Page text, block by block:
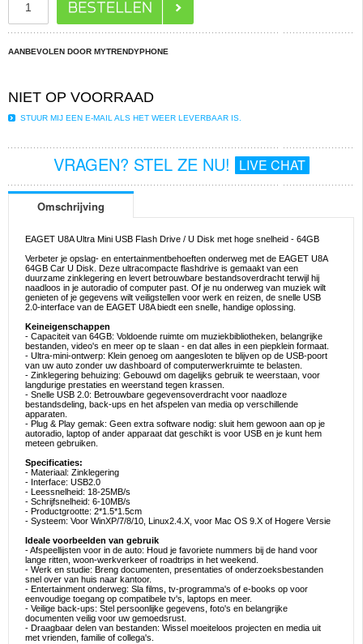
AANBEVOLEN DOOR MYTRENDYPHONE
NIET OP VOORRAAD
STUUR MIJ EEN E-MAIL ALS HET WEER LEVERBAAR IS.
VRAGEN? STEL ZE NU! LIVE CHAT
Omschrijving
EAGET U8A Ultra Mini USB Flash Drive / U Disk met hoge snelheid - 64GB
Verbeter je opslag- en entertainmentbehoeften onderweg met de EAGET U8A
64GB Car U Disk. Deze ultracompacte flashdrive is gemaakt van een
duurzame zinklegering en levert betrouwbare bestandsoverdracht terwijl hij
naadloos in je autoradio of computer past. Of je nu onderweg van muziek wilt
genieten of je gegevens wilt veiligstellen voor werk en reizen, de snelle USB
2.0-interface van de EAGET U8A biedt een snelle, handige oplossing.
Keineigenschappen
- Capaciteit van 64GB: Voldoende ruimte om muziekbibliotheken, belangrijke
bestanden, video's en meer op te slaan - en dat alles in een piepklein formaat.
- Ultra-mini-ontwerp: Klein genoeg om aangesloten te blijven op de USB-poort
van uw auto zonder uw dashboard of computerwerkruimte te belasten.
- Zinklegering behuizing: Gebouwd om dagelijks gebruik te weerstaan, voor
langdurige prestaties en weerstand tegen krassen.
- Snelle USB 2.0: Betrouwbare gegevensoverdracht voor naadloze
bestandsdeling, back-ups en het afspelen van media op verschillende
apparaten.
- Plug & Play gemak: Geen extra software nodig: sluit hem gewoon aan op je
autoradio, laptop of ander apparaat dat geschikt is voor USB en je kunt hem
meteen gebruiken.
Specificaties:
- Materiaal: Zinklegering
- Interface: USB2.0
- Leessnelheid: 18-25MB/s
- Schrijfsnelheid: 6-10MB/s
- Productgrootte: 2*1.5*1.5cm
- Systeem: Voor WinXP/7/8/10, Linux2.4.X, voor Mac OS 9.X of Hogere Versie
Ideale voorbeelden van gebruik
- Afspeellijsten voor in de auto: Houd je favoriete nummers bij de hand voor
lange ritten, woon-werkverkeer of roadtrips in het weekend.
- Werk en studie: Breng documenten, presentaties of onderzoeksbestanden
snel over van huis naar kantoor.
- Entertainment onderweg: Sla films, tv-programma's of e-books op voor
eenvoudige toegang op compatibele tv's, laptops en meer.
- Veilige back-ups: Stel persoonlijke gegevens, foto's en belangrijke
documenten veilig voor uw gemoedsrust.
- Draagbaar delen van bestanden: Wissel moeiteloos projecten en media uit
met vrienden, familie of collega's.